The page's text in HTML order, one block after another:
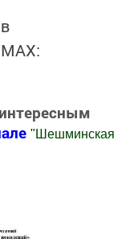
" Шешминская